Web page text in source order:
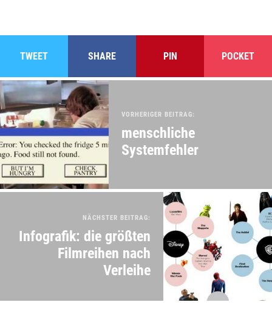
TWEET SHARE PIN POCKET
VORHERIGER BEITRAG:
menschliche
Systemfehler
NÄCHSTER BEITRAG:
Infografik: die größten
Filmreihen nach
Verleihe